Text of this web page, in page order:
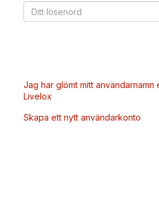
Jag har glömt mitt
Livelox
Skapa ett nytt användarkonto